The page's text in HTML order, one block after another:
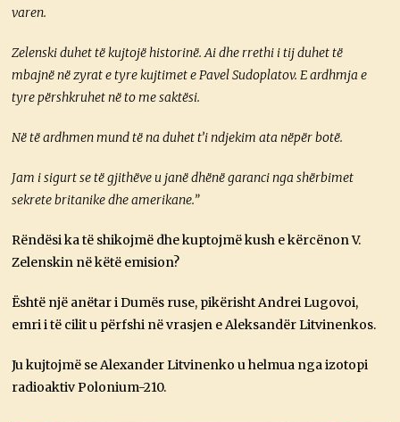
varen.
Zelenski duhet të kujtojë historinë. Ai dhe rrethi i tij duhet të
mbajnë në zyrat e tyre kujtimet e Pavel Sudoplatov. E ardhmja e
tyre përshkruhet në to me saktësi.
Në të ardhmen mund të na duhet t’i ndjekim ata nëpër botë.
Jam i sigurt se të gjithëve u janë dhënë garanci nga shërbimet
sekrete britanike dhe amerikane.”
Rëndësi ka të shikojmë dhe kuptojmë kush e kërcënon V.
Zelenskin në këtë emision?
Është një anëtar i Dumës ruse, pikërisht Andrei Lugovoi,
emri i të cilit u përfshi në vrasjen e Aleksandër Litvinenkos.
Ju kujtojmë se Alexander Litvinenko u helmua nga izotopi
radioaktiv Polonium-210.